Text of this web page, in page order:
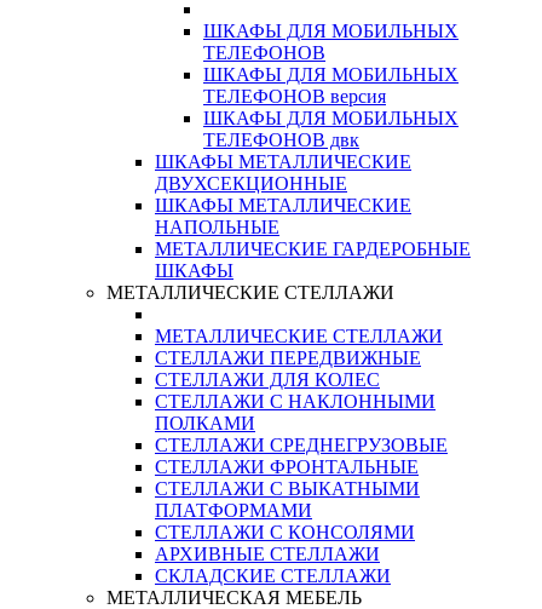
ШКАФЫ ДЛЯ МОБИЛЬНЫХ
ТЕЛЕФОНОВ
ШКАФЫ ДЛЯ МОБИЛЬНЫХ
ТЕЛЕФОНОВ версия
ШКАФЫ ДЛЯ МОБИЛЬНЫХ
ТЕЛЕФОНОВ двк
ШКАФЫ МЕТАЛЛИЧЕСКИЕ
ДВУХСЕКЦИОННЫЕ
ШКАФЫ МЕТАЛЛИЧЕСКИЕ
НАПОЛЬНЫЕ
МЕТАЛЛИЧЕСКИЕ ГАРДЕРОБНЫЕ
ШКАФЫ
МЕТАЛЛИЧЕСКИЕ СТЕЛЛАЖИ
МЕТАЛЛИЧЕСКИЕ СТЕЛЛАЖИ
СТЕЛЛАЖИ ПЕРЕДВИЖНЫЕ
СТЕЛЛАЖИ ДЛЯ КОЛЕС
СТЕЛЛАЖИ С НАКЛОННЫМИ
ПОЛКАМИ
СТЕЛЛАЖИ СРЕДНЕГРУЗОВЫЕ
СТЕЛЛАЖИ ФРОНТАЛЬНЫЕ
СТЕЛЛАЖИ С ВЫКАТНЫМИ
ПЛАТФОРМАМИ
СТЕЛЛАЖИ С КОНСОЛЯМИ
АРХИВНЫЕ СТЕЛЛАЖИ
СКЛАДСКИЕ СТЕЛЛАЖИ
МЕТАЛЛИЧЕСКАЯ МЕБЕЛЬ